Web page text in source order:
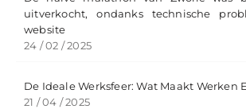
uitverkocht, ondanks technische
website
24 / 02 / 2025
De Ideale Werksfeer: Wat Maakt Werken
21 / 04 / 2025